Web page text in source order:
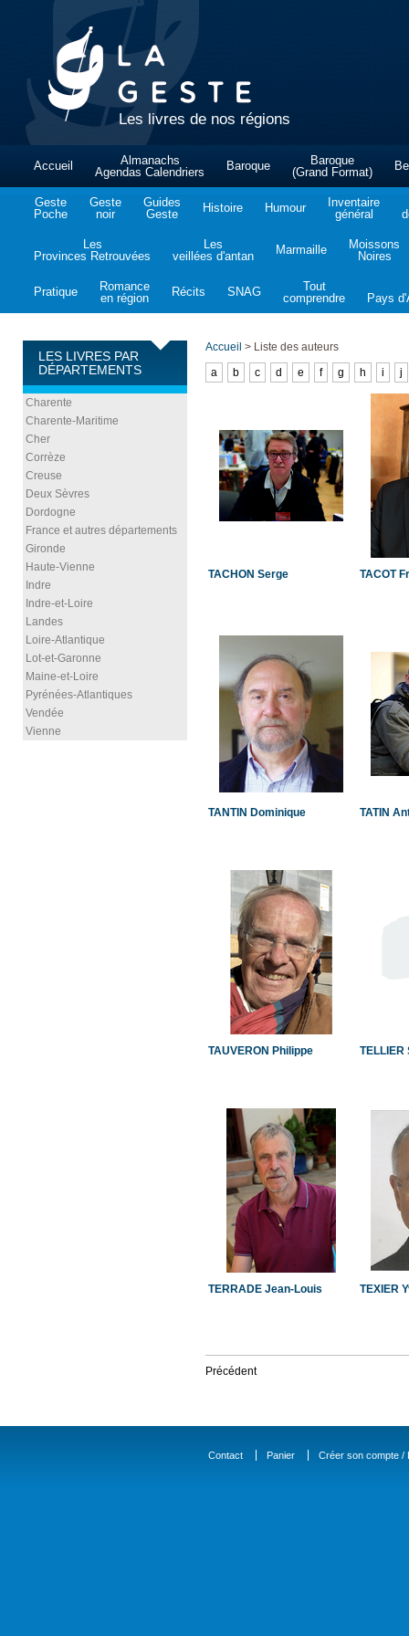
Les livres de nos régions
Accueil
Almanachs
Agendas Calendriers
Baroque
Baroque
(Grand Format)
Geste
Poche
Geste
noir
Guides
Geste
Histoire Humour
Inventaire
général
Les
Provinces Retrouvées
Les
veillées d'antan
Marmaille
Moissons
Noires
Pratique
Romance
en région
Récits SNAG
Tout
comprendre
Pays
LES LIVRES PAR
DÉPARTEMENTS
Charente
Charente-Maritime
Cher
Corrèze
Creuse
Deux Sèvres
Dordogne
France et autres départements
Gironde
Haute-Vienne
Indre
Indre-et-Loire
Landes
Loire-Atlantique
Lot-et-Garonne
Maine-et-Loire
Pyrénées-Atlantiques
Vendée
Vienne
Accueil > Liste des auteurs
a
b c d e f g h i j
TACHON Serge TACOT
TANTIN Dominique TATIN
TAUVERON Philippe TELLIER
TERRADE Jean-Louis TEXIER
Précédent
Contact Panier Créer son compte /